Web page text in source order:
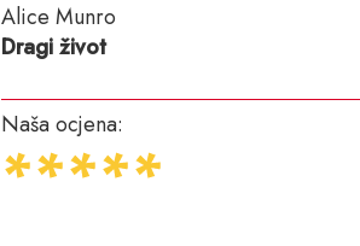
Alice Munro
Dragi život
Naša ocjena: